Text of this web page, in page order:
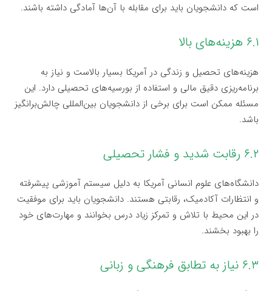
است که دانشجویان باید برای مقابله با آن‌ها آمادگی داشته باشند.
۶.۱ هزینه‌های بالا
هزینه‌های تحصیل و زندگی در آمریکا بسیار بالاست و نیاز به
برنامه‌ریزی دقیق مالی و استفاده از بورسیه‌های تحصیلی دارد. این
مسئله ممکن است برای برخی از دانشجویان بین‌المللی چالش‌برانگیز
باشد.
۶.۲ رقابت شدید و فشار تحصیلی
دانشگاه‌های علوم انسانی آمریکا به دلیل سیستم آموزشی پیشرفته
و انتظارات آکادمیک، رقابتی هستند. دانشجویان باید برای موفقیت
در این محیط با تلاش و تمرکز زیاد درس بخوانند و مهارت‌های خود
را بهبود بخشند.
۶.۳ نیاز به تطابق فرهنگی و زبانی